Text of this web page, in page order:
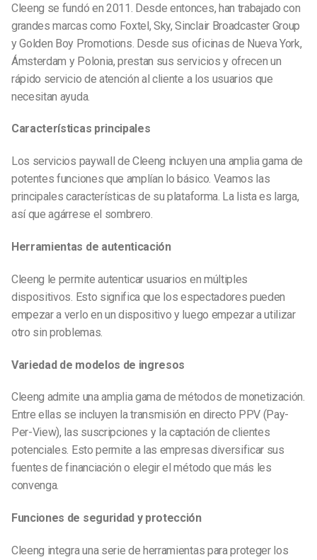
Cleeng se fundó en 2011. Desde entonces, han trabajado con
grandes marcas como Foxtel, Sky, Sinclair Broadcaster Group
y Golden Boy Promotions. Desde sus oficinas de Nueva York,
Ámsterdam y Polonia, prestan sus servicios y ofrecen un
rápido servicio de atención al cliente a los usuarios que
necesitan ayuda.
Características principales
Los servicios paywall de Cleeng incluyen una amplia gama de
potentes funciones que amplían lo básico. Veamos las
principales características de su plataforma. La lista es larga,
así que agárrese el sombrero.
Herramientas de autenticación
Cleeng le permite autenticar usuarios en múltiples
dispositivos. Esto significa que los espectadores pueden
empezar a verlo en un dispositivo y luego empezar a utilizar
otro sin problemas.
Variedad de modelos de ingresos
Cleeng admite una amplia gama de métodos de monetización.
Entre ellas se incluyen la transmisión en directo PPV (Pay-
Per-View), las suscripciones y la captación de clientes
potenciales. Esto permite a las empresas diversificar sus
fuentes de financiación o elegir el método que más les
convenga.
Funciones de seguridad y protección
Cleeng integra una serie de herramientas para proteger los